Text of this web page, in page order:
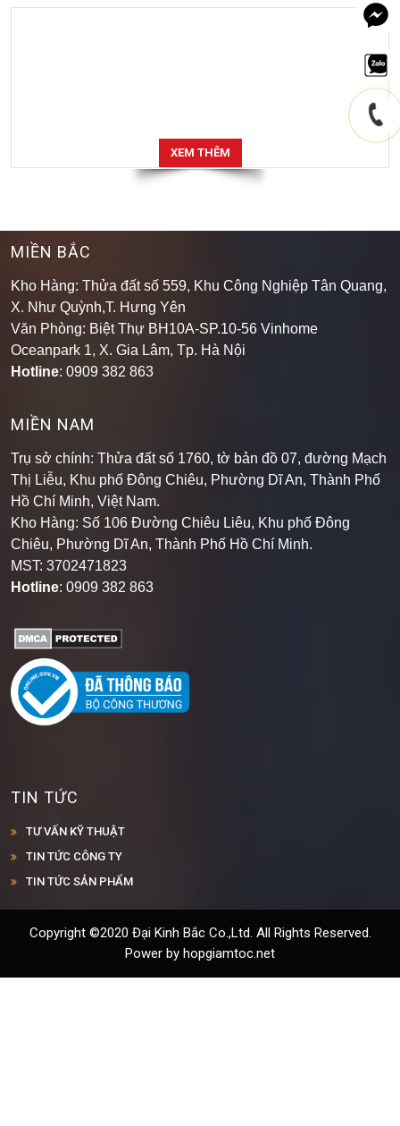
XEM THÊM
MIỀN BẮC
Kho Hàng: Thửa đất số 559, Khu Công Nghiệp Tân Quang,
X. Như Quỳnh,T. Hưng Yên
Văn Phòng: Biệt Thự BH10A-SP.10-56 Vinhome
Oceanpark 1, X. Gia Lâm, Tp. Hà Nội
Hotline: 0909 382 863
MIỀN NAM
Trụ sở chính: Thửa đất số 1760, tờ bản đồ 07, đường Mạch
Thị Liễu, Khu phố Đông Chiêu, Phường Dĩ An, Thành Phố
Hồ Chí Minh, Việt Nam.
Kho Hàng: Số 106 Đường Chiêu Liêu, Khu phố Đông
Chiêu, Phường Dĩ An, Thành Phố Hồ Chí Minh.
MST: 3702471823
Hotline: 0909 382 863
TIN TỨC
TƯ VẤN KỸ THUẬT
TIN TỨC CÔNG TY
TIN TỨC SẢN PHẨM
Copyright ©2020 Đại Kinh Bắc Co.,Ltd. All Rights Reserved.
Power by hopgiamtoc.net